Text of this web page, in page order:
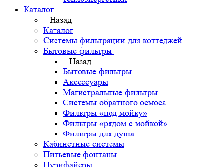
Каталог
Назад
Каталог
Системы фильтрации для коттеджей
Бытовые фильтры
Назад
Бытовые фильтры
Аксессуары
Магистральные фильтры
Системы обратного осмоса
Фильтры «под мойку»
Фильтры «рядом с мойкой»
Фильтры для душа
Кабинетные системы
Питьевые фонтаны
Пурифайеры